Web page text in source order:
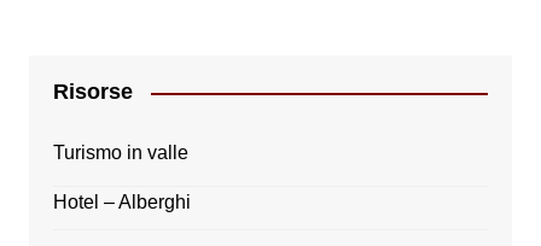
Risorse
Turismo in valle
Hotel – Alberghi